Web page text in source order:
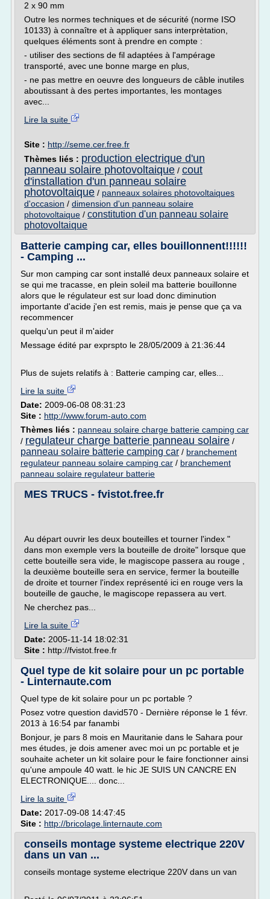
2 x 90 mm
Outre les normes techniques et de sécurité (norme ISO
10133) à connaître et à appliquer sans interprètation,
quelques éléments sont à prendre en compte :
- utiliser des sections de fil adaptées à l'ampérage
transporté, avec une bonne marge en plus,
- ne pas mettre en oeuvre des longueurs de câble inutiles
aboutissant à des pertes importantes, les montages
avec...
Lire la suite
Site : http://seme.cer.free.fr
Thèmes liés : production electrique d'un
panneau solaire photovoltaique / cout
d'installation d'un panneau solaire
photovoltaique / panneaux solaires photovoltaiques
d'occasion / dimension d'un panneau solaire
photovoltaique / constitution d'un panneau solaire
photovoltaique
Batterie camping car, elles bouillonnent!!!!!!
- Camping ...
Sur mon camping car sont installé deux panneaux solaire et
se qui me tracasse, en plein soleil ma batterie bouillonne
alors que le régulateur est sur load donc diminution
importante d'acide j'en est remis, mais je pense que ça va
recommencer
quelqu'un peut il m'aider
Message édité par exprspto le 28/05/2009 à 21:36:44
Plus de sujets relatifs à : Batterie camping car, elles...
Lire la suite
Date: 2009-06-08 08:31:23
Site : http://www.forum-auto.com
Thèmes liés : panneau solaire charge batterie camping car
/ regulateur charge batterie panneau solaire /
panneau solaire batterie camping car / branchement
regulateur panneau solaire camping car / branchement
panneau solaire regulateur batterie
MES TRUCS - fvistot.free.fr
Au départ ouvrir les deux bouteilles et tourner l'index "
dans mon exemple vers la bouteille de droite" lorsque que
cette bouteille sera vide, le magiscope passera au rouge ,
la deuxième bouteille sera en service, fermer la bouteille
de droite et tourner l'index représenté ici en rouge vers la
bouteille de gauche, le magiscope repassera au vert.
Ne cherchez pas...
Lire la suite
Date: 2005-11-14 18:02:31
Site : http://fvistot.free.fr
Quel type de kit solaire pour un pc portable
- Linternaute.com
Quel type de kit solaire pour un pc portable ?
Posez votre question david570 - Dernière réponse le 1 févr.
2013 à 16:54 par fanambi
Bonjour, je pars 8 mois en Mauritanie dans le Sahara pour
mes études, je dois amener avec moi un pc portable et je
souhaite acheter un kit solaire pour le faire fonctionner ainsi
qu'une ampoule 40 watt. le hic JE SUIS UN CANCRE EN
ELECTRONIQUE.... donc...
Lire la suite
Date: 2017-09-08 14:47:45
Site : http://bricolage.linternaute.com
conseils montage systeme electrique 220V
dans un van ...
conseils montage systeme electrique 220V dans un van